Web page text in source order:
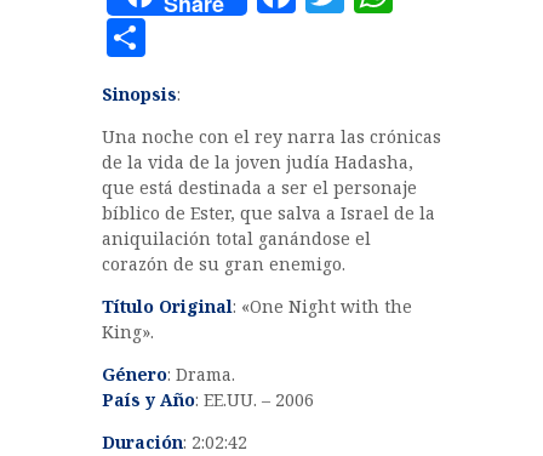
b
o
o
k
r A
p
p
o
m
p
a
rt
ir
Sinopsis:
Una noche con el rey narra las crónicas
de la vida de la joven judía Hadasha,
que está destinada a ser el personaje
bíblico de Ester, que salva a Israel de la
aniquilación total ganándose el
corazón de su gran enemigo.
Título Original: «One Night with the
King».
Género: Drama.
País y Año: EE.UU. – 2006
Duración: 2:02:42